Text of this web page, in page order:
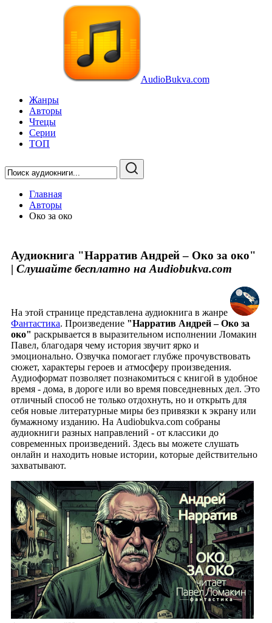
AudioBukva.com
Жанры
Авторы
Чтецы
Серии
ТОП
Главная
Авторы
Око за око
Аудиокнига "Нарратив Андрей – Око за око"
| Слушайте бесплатно на Audiobukva.com
На этой странице представлена аудиокнига в жанре
Фантастика. Произведение "Нарратив Андрей – Око за
око" раскрывается в выразительном исполнении Ломакин
Павел, благодаря чему история звучит ярко и
эмоционально. Озвучка помогает глубже прочувствовать
сюжет, характеры героев и атмосферу произведения.
Аудиоформат позволяет познакомиться с книгой в удобное
время - дома, в дороге или во время повседневных дел. Это
отличный способ не только отдохнуть, но и открыть для
себя новые литературные миры без привязки к экрану или
бумажному изданию. На Audiobukva.com собраны
аудиокниги разных направлений - от классики до
современных произведений. Здесь вы можете слушать
онлайн и находить новые истории, которые действительно
захватывают.